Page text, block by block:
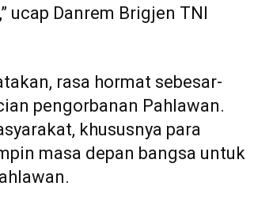
ucap Danrem Brigjen TNI
rasa hormat sebesar-
pengorbanan Pahlawan.
khususnya para
masa depan bangsa untuk